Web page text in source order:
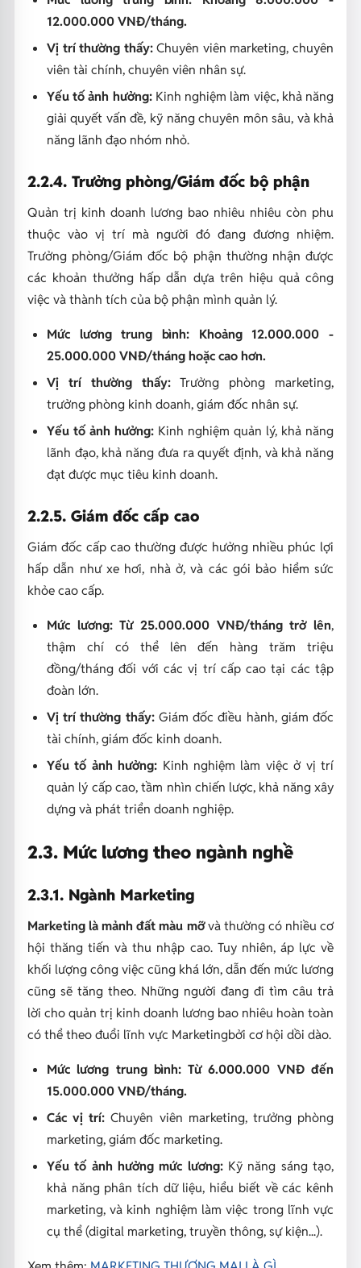
12.000.000 VNĐ/tháng.
Vị trí thường thấy:Chuyên viên marketing, chuyên
viên tài chính, chuyên viên nhân sự.
Yếu tố ảnh hưởng:Kinh nghiệm làm việc, khả năng
giải quyết vấn đề, kỹ năng chuyên môn sâu, và khả
năng lãnh đạo nhóm nhỏ.
2.2.4. Trưởng phòng/Giám đốc bộ phận
Quản trị kinh doanh lương bao nhiêu nhiêu còn phu
thuộc vào vị trí mà người đó đang đương nhiệm.
Trưởng phòng/Giám đốc bộ phận thường nhận được
các khoản thưởng hấp dẫn dựa trên hiệu quả công
việc và thành tích của bộ phận mình quản lý.
Mức lương trung bình:
Khoảng 12.000.000 -
25.000.000 VNĐ/tháng hoặc cao hơn.
Vị trí thường thấy:Trưởng phòng marketing,
trưởng phòng kinh doanh, giám đốc nhân sự.
Yếu tố ảnh hưởng:Kinh nghiệm quản lý, khả năng
lãnh đạo, khả năng đưa ra quyết định, và khả năng
đạt được mục tiêu kinh doanh.
2.2.5. Giám đốc cấp cao
Giám đốc cấp cao thường được hưởng nhiều phúc lợi
hấp dẫn như xe hơi, nhà ở, và các gói bảo hiểm sức
khỏe cao cấp.
Mức lương: Từ 25.000.000 VNĐ/tháng trở lên,
thậm chí có thể lên đến hàng trăm triệu
đồng/tháng đối với các vị trí cấp cao tại các tập
đoàn lớn.
Vị trí thường thấy: Giám đốc điều hành, giám đốc
tài chính, giám đốc kinh doanh.
Yếu tố ảnh hưởng: Kinh nghiệm làm việc ở vị trí
quản lý cấp cao, tầm nhìn chiến lược, khả năng xây
dựng và phát triển doanh nghiệp.
2.3. Mức lương theo ngành nghề
2.3.1. Ngành Marketing
Marketing là mảnh đất màu mỡvà thường có nhiều cơ
hội thăng tiến và thu nhập cao. Tuy nhiên, áp lực về
khối lượng công việc cũng khá lớn, dẫn đến mức lương
cũng sẽ tăng theo. Những người đang đi tìm câu trả
lời cho quản trị kinh doanh lương bao nhiêu hoàn toàn
có thể theo đuổi lĩnh vực Marketingbởi cơ hội dồi dào.
Mức lương trung bình: Từ 6.000.000 VNĐ đến
15.000.000 VNĐ/tháng.
Các vị trí: Chuyên viên marketing, trưởng phòng
marketing, giám đốc marketing.
Yếu tố ảnh hưởng mức lương:Kỹ năng sáng tạo,
khả năng phân tích dữ liệu, hiểu biết về các kênh
marketing, và kinh nghiệm làm việc trong lĩnh vực
cụ thể (digital marketing, truyền thông, sự kiện...).